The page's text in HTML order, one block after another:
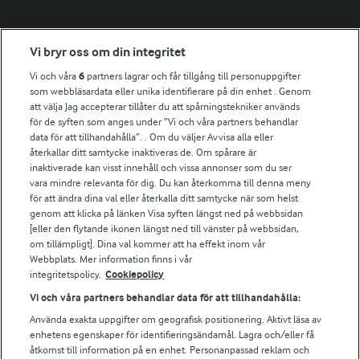
Fler Arlasajter
För ägare
Arlas kundportal
Arla.com
Falbygdens Ost
Arla webbshop
Bildbank
Följ oss
Vi bryr oss om din integritet
Vi och våra6 partners lagrar och får tillgång till personuppgifter
som webbläsardata eller unika identifierare på din enhet . Genom
att välja Jag accepterar tillåter du att spårningstekniker används
för de syften som anges under ”Vi och våra partners behandlar
data för att tillhandahålla”. . Om du väljer Avvisa alla eller
återkallar ditt samtycke inaktiveras de. Om spårare är
inaktiverade kan visst innehåll och vissa annonser som du ser
vara mindre relevanta för dig. Du kan återkomma till denna meny
för att ändra dina val eller återkalla ditt samtycke när som helst
genom att klicka på länken Visa syften längst ned på webbsidan
[eller den flytande ikonen längst ned till vänster på webbsidan,
om tillämpligt]. Dina val kommer att ha effekt inom vår
Webbplats. Mer information finns i vår
integritetspolicy. Cookiepolicy
Vi och våra partners behandlar data för att tillhandahålla:
Använda exakta uppgifter om geografisk positionering. Aktivt läsa av
enhetens egenskaper för identifieringsändamål. Lagra och/eller få
åtkomst till information på en enhet. Personanpassad reklam och